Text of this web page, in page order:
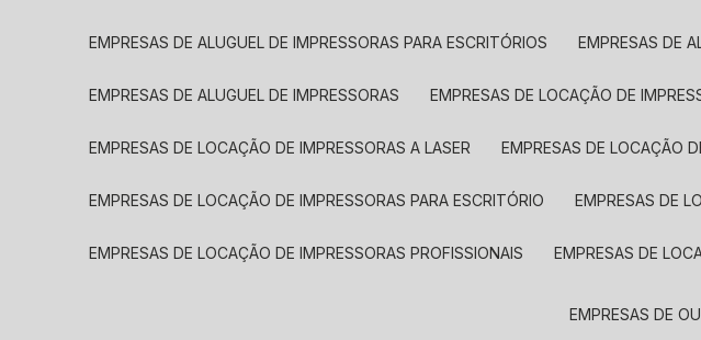
EMPRESAS DE ALUGUEL DE IMPRESSORAS PARA ESCRITÓRIOS EMPRESAS DE
EMPRESAS DE ALUGUEL DE IMPRESSORAS EMPRESAS DE LOCAÇÃO DE
EMPRESAS DE LOCAÇÃO DE IMPRESSORAS A LASER EMPRESAS DE LOCAÇÃO
EMPRESAS DE LOCAÇÃO DE IMPRESSORAS PARA ESCRITÓRIO EMPRESAS DE
EMPRESAS DE LOCAÇÃO DE IMPRESSORAS PROFISSIONAIS EMPRESAS DE
EMPRESAS DE